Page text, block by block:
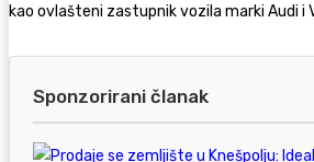
kao ovlašteni zastupnik vozila marki Audi i
Sponzorirani članak